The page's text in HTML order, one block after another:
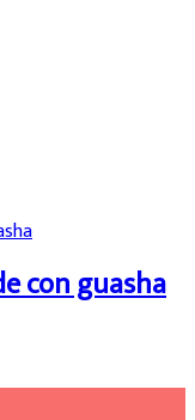
con guasha